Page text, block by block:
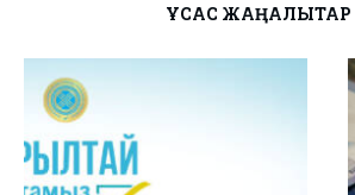
ҰҚСАС ЖАҢАЛЫҚТАР